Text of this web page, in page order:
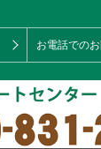
お電話での